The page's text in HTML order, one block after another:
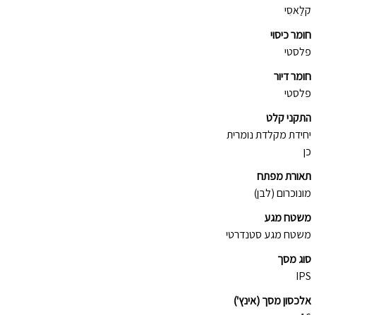
קלַאסִי
חומר כיסוי
פלסטי
חומר דיור
פלסטי
התקני קלט
יחידת מקלדת נומרית
כן
תאורת מפתח
מונוכרום (לבן)
משטח מגע
משטח מגע סטנדרטי
סוג מסך
IPS
אלכסון מסך (אינץ')